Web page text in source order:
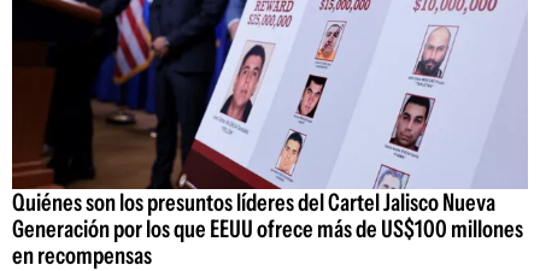
Quiénes son los presuntos líderes del Cartel Jalisco Nueva
Generación por los que EEUU ofrece más de US$100 millones
en recompensas